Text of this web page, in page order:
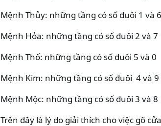
Mệnh Thủy: những tầng có số đuôi 1 và
Mệnh Hỏa: những tầng có số đuôi 2 và 7
Mệnh Thổ: những tầng có số đuôi 5 và 0
Mệnh Kim: những tầng có số đuôi 4 và 9
Mệnh Mộc: những tầng có số đuôi 3 và 8
Trên đây là lý do giải thích cho việc gõ